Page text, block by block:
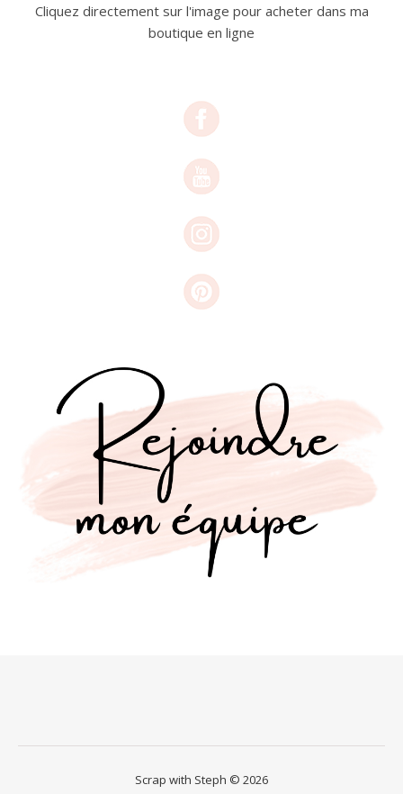
Cliquez directement sur l'image pour acheter dans ma
boutique en ligne
Scrap with Steph © 2026